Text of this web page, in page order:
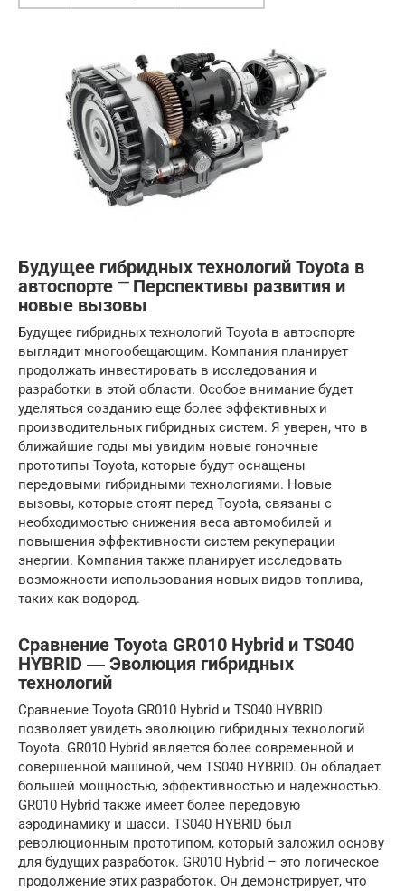
Будущее гибридных технологий Toyota в
автоспорте ⎻ Перспективы развития и
новые вызовы
Будущее гибридных технологий Toyota в автоспорте
выглядит многообещающим. Компания планирует
продолжать инвестировать в исследования и
разработки в этой области. Особое внимание будет
уделяться созданию еще более эффективных и
производительных гибридных систем. Я уверен, что в
ближайшие годы мы увидим новые гоночные
прототипы Toyota, которые будут оснащены
передовыми гибридными технологиями. Новые
вызовы, которые стоят перед Toyota, связаны с
необходимостью снижения веса автомобилей и
повышения эффективности систем рекуперации
энергии. Компания также планирует исследовать
возможности использования новых видов топлива,
таких как водород.
Сравнение Toyota GR010 Hybrid и TS040
HYBRID ― Эволюция гибридных
технологий
Сравнение Toyota GR010 Hybrid и TS040 HYBRID
позволяет увидеть эволюцию гибридных технологий
Toyota. GR010 Hybrid является более современной и
совершенной машиной, чем TS040 HYBRID. Он обладает
большей мощностью, эффективностью и надежностью.
GR010 Hybrid также имеет более передовую
аэродинамику и шасси. TS040 HYBRID был
революционным прототипом, который заложил основу
для будущих разработок. GR010 Hybrid – это логическое
продолжение этих разработок. Он демонстрирует, что